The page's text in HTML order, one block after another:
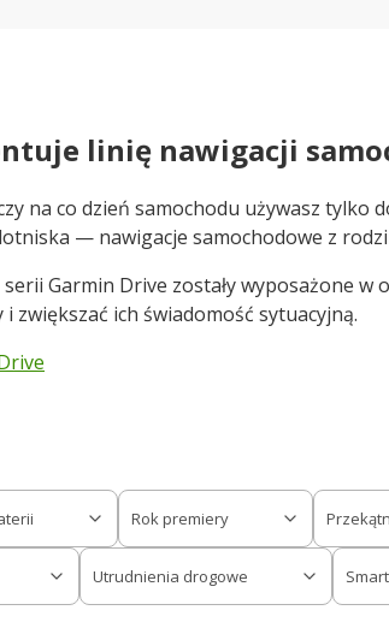
linię nawigacji
na co dzień samochodu używasz tylko
— nawigacje samochodowe z
Garmin Drive zostały wyposażone
zwiększać ich świadomość sytuacyjną.
Rok premiery
Utrudnienia drogowe